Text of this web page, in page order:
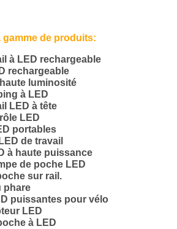
gamme de produits:
à LED rechargeable
rechargeable
luminosité
à LED
LED à tête
LED
portables
de travail
à haute puissance
de poche LED
sur rail.
phare
puissantes pour vélo
LED
à LED